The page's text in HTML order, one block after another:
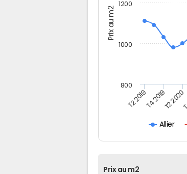
Prix au m2
Allier
T2 2019T4 2019T2 2020
800
1000
1200
Prix au m2